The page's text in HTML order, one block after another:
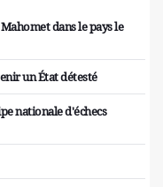
dans le pays le
un État détesté
nationale d'échecs